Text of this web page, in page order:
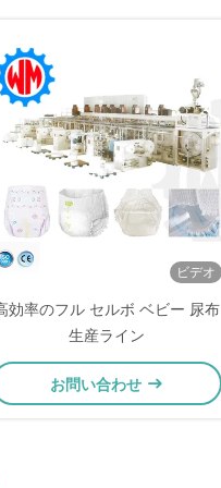
ビデオ
効率のフル セルボ ベビー 尿布
生産ライン
お問い合わせ